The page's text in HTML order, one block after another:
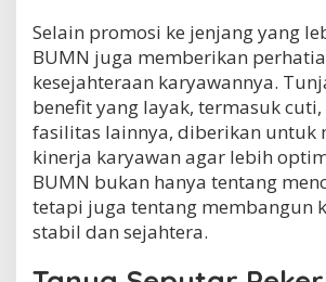
Selain promosi ke jenjang yang
BUMN juga memberikan
kesejahteraan karyawannya.
benefit yang layak, termasuk
fasilitas lainnya, diberikan untuk
kinerja karyawan agar lebih
BUMN bukan hanya tentang
tetapi juga tentang membangun
stabil dan sejahtera.